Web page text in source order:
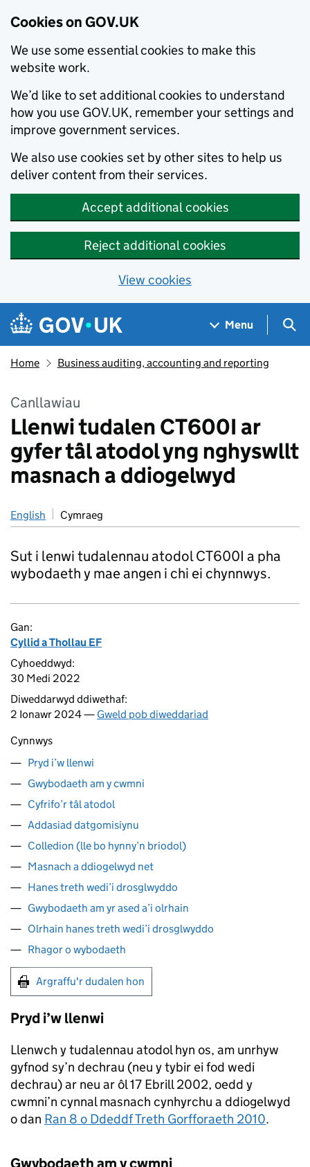
Cookies on GOV.UK
We use some essential cookies to make this
website work.
We’d like to set additional cookies to understand
how you use GOV.UK, remember your settings and
improve government services.
We also use cookies set by other sites to help us
deliver content from their services.
Accept additional cookies
Reject additional cookies
View cookies
Skip to main content
Navigation menu
Menu
Home Business auditing, accounting and reporting
Canllawiau
Llenwi tudalen CT600I ar
gyfer tâl atodol yng nghyswllt
masnach a ddiogelwyd
English Cymraeg
Sut i lenwi tudalennau atodol CT600I a pha
wybodaeth y mae angen i chi ei chynnwys.
Gan:
Cyllid a Thollau EF
Cyhoeddwyd:
30 Medi 2022
Diweddarwyd ddiwethaf:
2 Ionawr 2024 — Gweld pob diweddariad
Cynnwys
Pryd i’w llenwi
Gwybodaeth am y cwmni
Cyfrifo’r tâl atodol
Addasiad datgomisiynu
Colledion (lle bo hynny’n briodol)
Masnach a ddiogelwyd net
Hanes treth wedi’i drosglwyddo
Gwybodaeth am yr ased a’i olrhain
Olrhain hanes treth wedi’i drosglwyddo
Rhagor o wybodaeth
Argraffu'r dudalen hon
Pryd i’w llenwi
Llenwch y tudalennau atodol hyn os, am unrhyw
gyfnod sy’n dechrau (neu y tybir ei fod wedi
dechrau) ar neu ar ôl 17 Ebrill 2002, oedd y
cwmni’n cynnal masnach cynhyrchu a ddiogelwyd
o dan Ran 8 o Ddeddf Treth Gorfforaeth 2010.